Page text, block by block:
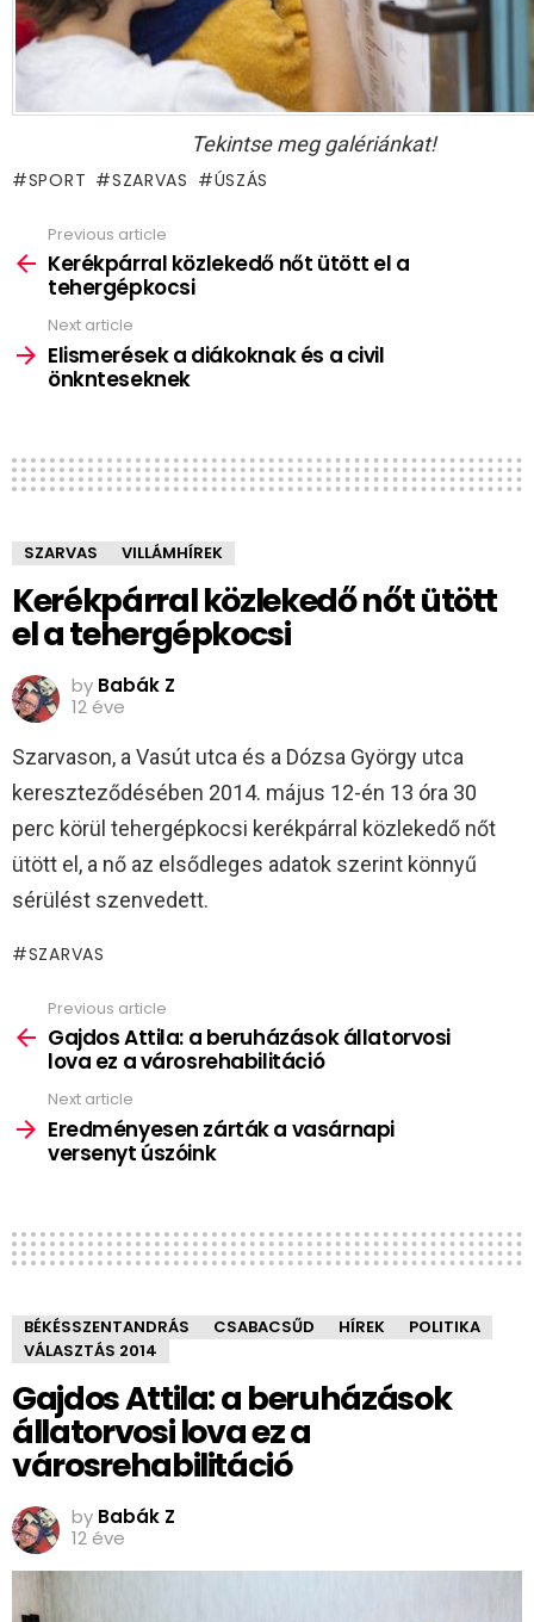
Tekintse meg galériánkat!
SPORT SZARVAS ÚSZÁS
more
Previous article
Kerékpárral közlekedő nőt ütött el a
tehergépkocsi
Next article
Elismerések a diákoknak és a civil
önknteseknek
SZARVAS VILLÁMHÍREK
Kerékpárral közlekedő nőt ütött
el a tehergépkocsi
by Babák Z
12 éve
Szarvason, a Vasút utca és a Dózsa György utca
kereszteződésében 2014. május 12-én 13 óra 30
perc körül tehergépkocsi kerékpárral közlekedő nőt
ütött el, a nő az elsődleges adatok szerint könnyű
sérülést szenvedett.
SZARVAS
more
Previous article
Gajdos Attila: a beruházások állatorvosi
lova ez a városrehabilitáció
Next article
Eredményesen zárták a vasárnapi
versenyt úszóink
BÉKÉSSZENTANDRÁS CSABACSŰD HÍREK
POLITIKA
VÁLASZTÁS 2014
Gajdos Attila: a beruházások
állatorvosi lova ez a
városrehabilitáció
by Babák Z
12 éve